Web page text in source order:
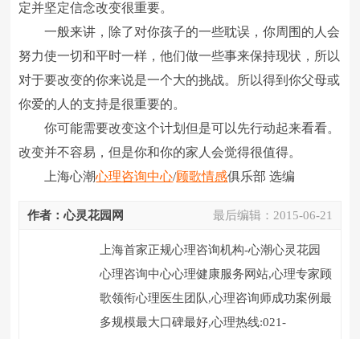
定并坚定信念改变很重要。
一般来讲，除了对你孩子的一些耽误，你周围的人会
努力使一切和平时一样，他们做一些事来保持现状，所以
对于要改变的你来说是一个大的挑战。所以得到你父母或
你爱的人的支持是很重要的。
你可能需要改变这个计划但是可以先行动起来看看。
改变并不容易，但是你和你的家人会觉得很值得。
上海心潮心理咨询中心/顾歌情感俱乐部 选编
最后编辑： 2015-06-21
作者：心灵花园网
上海首家正规心理咨询机构-心潮心灵花园
心理咨询中心心理健康服务网站,心理专家顾
歌领衔心理医生团队,心理咨询师成功案例最
多规模最大口碑最好,心理热线:021-